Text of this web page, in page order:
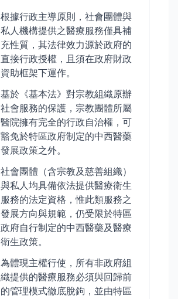
根據行政主導原則，社會團體與
私人機構提供之醫療服務僅具補
充性質，其法律效力源於政府的
直接行政授權，且須在政府財政
資助框架下運作。
基於《基本法》對宗教組織原辦
社會服務的保護，宗教團體所屬
醫院擁有完全的行政自治權，可
豁免於特區政府制定的中西醫藥
發展政策之外。
社會團體（含宗教及慈善組織）
與私人均具備依法提供醫療衛生
服務的法定資格，惟此類服務之
發展方向與規範，仍受限於特區
政府自行制定的中西醫藥及醫療
衛生政策。
為體現主權行使，所有非政府組
織提供的醫療服務必須與回歸前
的管理模式徹底脫鉤，並由特區